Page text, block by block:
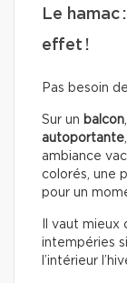
Le
effet !
Pas besoin
Sur un balcon
autoportante
ambiance
colorés, une
pour un
Il vaut
intempéries
l’intérieur